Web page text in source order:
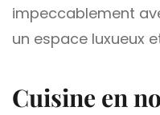
impeccablement
un espace luxueux
Cuisine en